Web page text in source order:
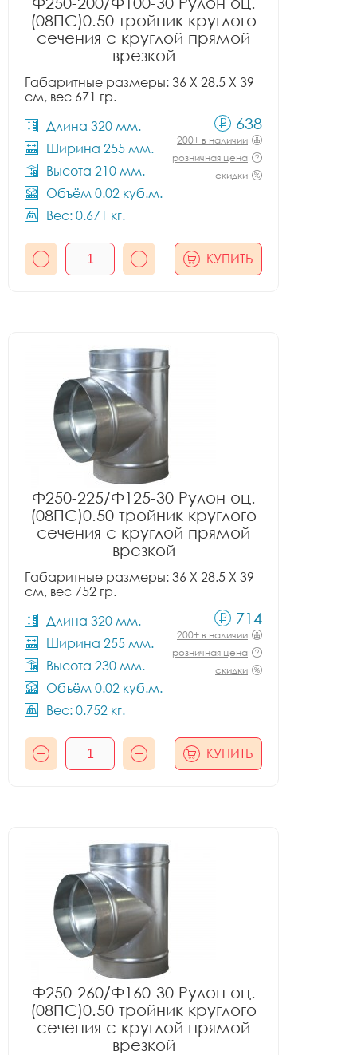
(08ПС)0.50 тройник круглого
сечения с круглой прямой
врезкой
Габаритные размеры: 36 X 28.5 X 39
см, вес 671 гр.
Длина 320 мм.
Ширина 255 мм.
Высота 210 мм.
Объём 0.02 куб.м.
Вес: 0.671 кг.
638
200+ в наличии
розничная цена
скидки
КУПИТЬ
Ф250-225/Ф125-30 Рулон оц.
(08ПС)0.50 тройник круглого
сечения с круглой прямой
врезкой
Габаритные размеры: 36 X 28.5 X 39
см, вес 752 гр.
Длина 320 мм.
Ширина 255 мм.
Высота 230 мм.
Объём 0.02 куб.м.
Вес: 0.752 кг.
714
200+ в наличии
розничная цена
скидки
КУПИТЬ
Ф250-260/Ф160-30 Рулон оц.
(08ПС)0.50 тройник круглого
сечения с круглой прямой
врезкой